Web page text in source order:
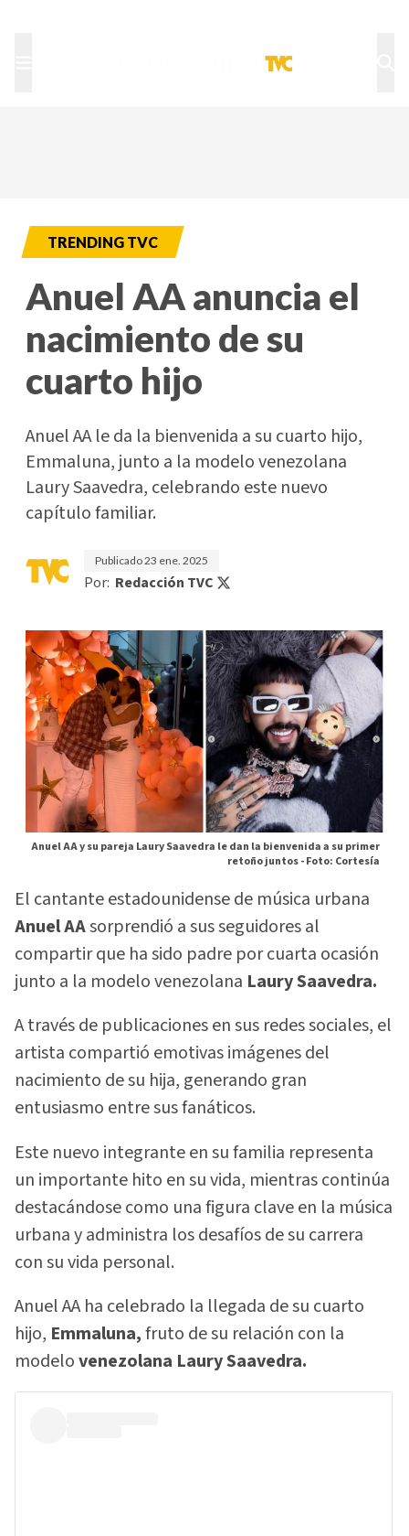
TRENDING TVC
Anuel AA anuncia el
nacimiento de su
cuarto hijo
Anuel AA le da la bienvenida a su cuarto hijo,
Emmaluna, junto a la modelo venezolana
Laury Saavedra, celebrando este nuevo
capítulo familiar.
Publicado23 ene. 2025
Por: Redacción TVC
Anuel AA y su pareja Laury Saavedra le dan la bienvenida a su primer
retoño juntos -Foto: Cortesía
El cantante estadounidense de música urbana
Anuel AAsorprendió a sus seguidores al
compartir que ha sido padre por cuarta ocasión
junto a la modelo venezolana Laury Saavedra.
A través de publicaciones en sus redes sociales, el
artista compartió emotivas imágenes del
nacimiento de su hija, generando gran
entusiasmo entre sus fanáticos.
Este nuevo integrante en su familia representa
un importante hito en su vida, mientras continúa
destacándose como una figura clave en la música
urbana y administra los desafíos de su carrera
con su vida personal.
Anuel AA ha celebrado la llegada de su cuarto
hijo, Emmaluna,fruto de su relación con la
modelovenezolana Laury Saavedra.